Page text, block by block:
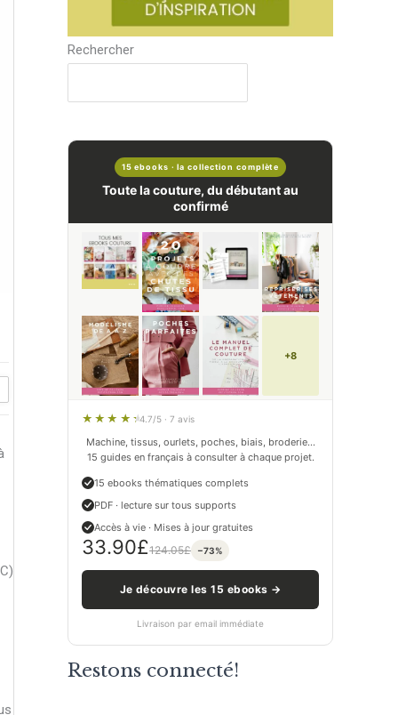
Rechercher
15 ebooks · la collection complète
Toute la couture, du débutant au
confirmé
+8
4.7/5 · 7 avis
Machine, tissus, ourlets, poches, biais, broderie…
15 guides en français à consulter à chaque projet.
15 ebooks thématiques complets
PDF · lecture sur tous supports
Accès à vie · Mises à jour gratuites
33.90£124.05£ −73%
Je découvre les 15 ebooks →
Livraison par email immédiate
Restons connecté!